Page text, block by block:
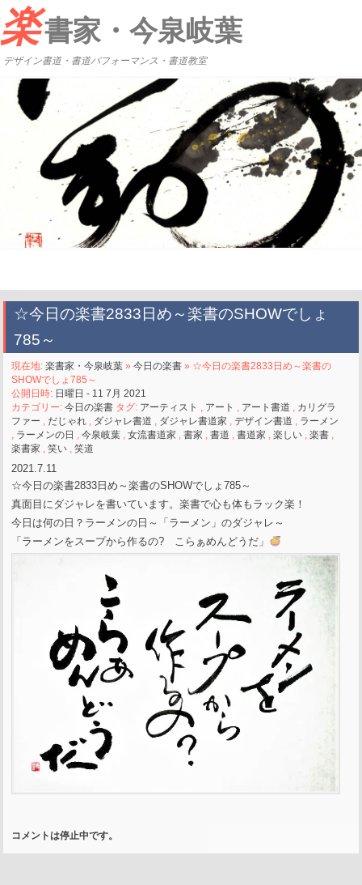
楽書家・今泉岐葉
デザイン書道・書道パフォーマンス・書道教室
☆今日の楽書2833日め～楽書のSHOWでしょ
785～
現在地:楽書家・今泉岐葉 »今日の楽書 » ☆今日の楽書2833日め～楽書の
SHOWでしょ785～
公開日時: 日曜日 - 11 7月 2021
カテゴリー:今日の楽書 タグ: アーティスト , アート , アート書道 , カリグラ
ファー , だじゃれ , ダジャレ書道 , ダジャレ書道家 ,デザイン書道 , ラーメン
, ラーメンの日 ,今泉岐葉 ,女流書道家 ,書家 ,書道 ,書道家 ,楽しい ,楽書 ,
楽書家 ,笑い ,笑道
2021.7.11
☆今日の楽書2833日め～楽書のSHOWでしょ785～
真面目にダジャレを書いています。楽書で心も体もラック楽！
今日は何の日？ラーメンの日～「ラーメン」のダジャレ～
「ラーメンをスープから作るの? こらぁめんどうだ」
コメントは停止中です。